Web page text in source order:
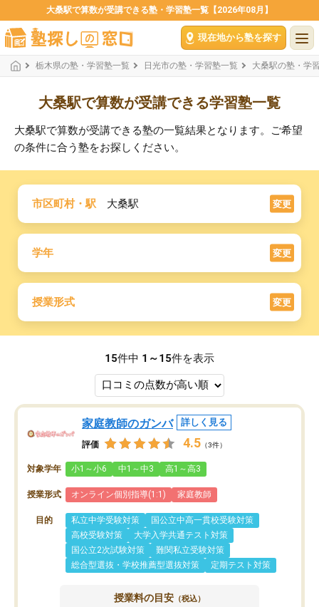
大桑駅で算数が受講できる塾・学習塾一覧【2026年08月】
現在地から塾を探す
栃木県の塾・学習塾一覧 日光市の塾・学習塾一覧 大桑駅の塾・学
大桑駅で算数が受講できる学習塾一覧
大桑駅で算数が受講できる塾の一覧結果となります。ご希望
の条件に合う塾をお探しください。
市区町村・駅 大桑駅 変更
学年 変更
授業形式 変更
15件中 1～15件を表示
家庭教師のガンバ 詳しく見る
評価 4.5 （3件）
対象学年 小1～小6 中1～中3 高1～高3
授業形式 オンライン個別指導(1:1) 家庭教師
目的 私立中学受験対策
国公立中高一貫校受験対策
高校受験対策
大学入学共通テスト対策
国公立2次試験対策
難関私立受験対策
総合型選抜・学校推薦型選抜対策
定期テスト対策
授業料の目安 （税込）